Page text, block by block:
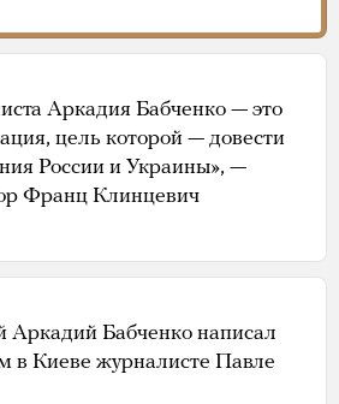
Аркадия Бабченко — это
цель которой — довести
России и Украины», —
Франц Клинцевич
Аркадий Бабченко написал
в Киеве журналисте Павле